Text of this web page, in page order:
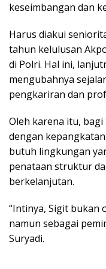
keseimbangan dan
Harus diakui
tahun kelulusan
di Polri. Hal ini,
mengubahnya
pengkariran dan
Oleh karena itu,
dengan
butuh lingkungan
penataan struktur
berkelanjutan.
“Intinya, Sigit bukan
namun sebagai
Suryadi.